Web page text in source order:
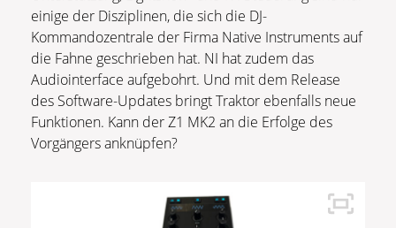
einige der Disziplinen, die sich die DJ-
Kommandozentrale der Firma Native Instruments auf
die Fahne geschrieben hat. NI hat zudem das
Audiointerface aufgebohrt. Und mit dem Release
des Software-Updates bringt Traktor ebenfalls neue
Funktionen. Kann der Z1 MK2 an die Erfolge des
Vorgängers anknüpfen?